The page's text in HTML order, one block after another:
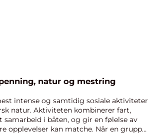
natur og mestring
intense og samtidig sosiale aktiviteter
natur. Aktiviteten kombinerer fart,
i båten, og gir en følelse av
opplevelser kan matche. Når en gruppe